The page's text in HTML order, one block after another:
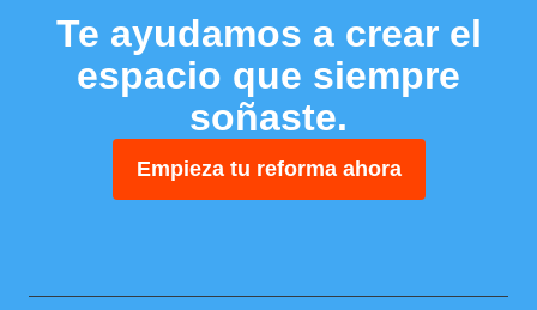
Te ayudamos a crear el
espacio que siempre
soñaste.
Empieza tu reforma ahora